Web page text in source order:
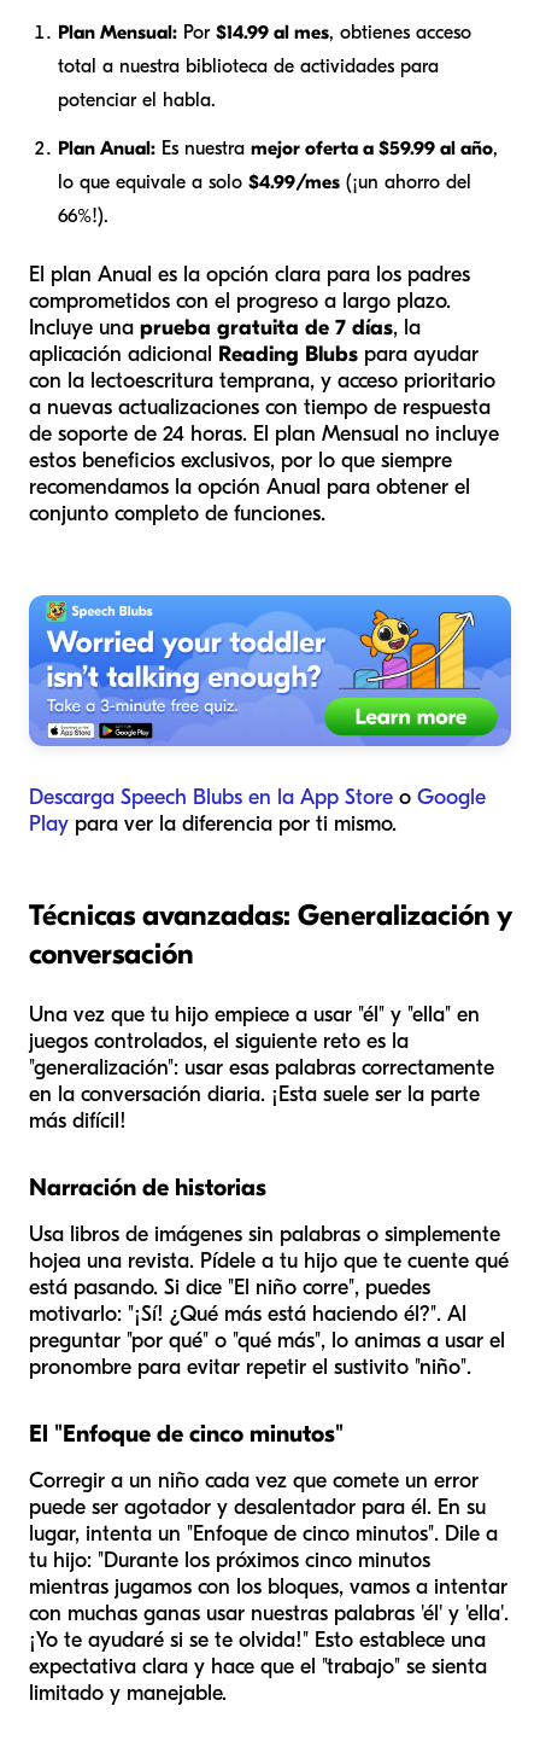
Plan Mensual: Por $14.99 al mes, obtienes acceso
total a nuestra biblioteca de actividades para
potenciar el habla.
Plan Anual: Es nuestra mejor oferta a $59.99 al año,
lo que equivale a solo $4.99/mes (¡un ahorro del
66%!).
El plan Anual es la opción clara para los padres
comprometidos con el progreso a largo plazo.
Incluye una prueba gratuita de 7 días, la
aplicación adicional Reading Blubs para ayudar
con la lectoescritura temprana, y acceso prioritario
a nuevas actualizaciones con tiempo de respuesta
de soporte de 24 horas. El plan Mensual no incluye
estos beneficios exclusivos, por lo que siempre
recomendamos la opción Anual para obtener el
conjunto completo de funciones.
Descarga Speech Blubs en la App Store o Google
Play para ver la diferencia por ti mismo.
Técnicas avanzadas: Generalización y
conversación
Una vez que tu hijo empiece a usar "él" y "ella" en
juegos controlados, el siguiente reto es la
"generalización": usar esas palabras correctamente
en la conversación diaria. ¡Esta suele ser la parte
más difícil!
Narración de historias
Usa libros de imágenes sin palabras o simplemente
hojea una revista. Pídele a tu hijo que te cuente qué
está pasando. Si dice "El niño corre", puedes
motivarlo: "¡Sí! ¿Qué más está haciendo él?". Al
preguntar "por qué" o "qué más", lo animas a usar el
pronombre para evitar repetir el sustivito "niño".
El "Enfoque de cinco minutos"
Corregir a un niño cada vez que comete un error
puede ser agotador y desalentador para él. En su
lugar, intenta un "Enfoque de cinco minutos". Dile a
tu hijo: "Durante los próximos cinco minutos
mientras jugamos con los bloques, vamos a intentar
con muchas ganas usar nuestras palabras 'él' y 'ella'.
¡Yo te ayudaré si se te olvida!" Esto establece una
expectativa clara y hace que el "trabajo" se sienta
limitado y manejable.